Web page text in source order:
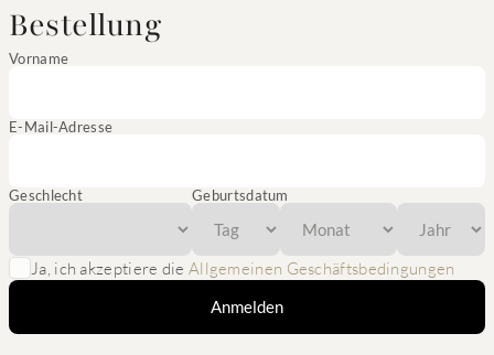
Bestellung
Vorname
E-Mail-Adresse
Geschlecht Geburtsdatum
Ja, ich akzeptiere die Allgemeinen Geschäftsbedingungen
Anmelden